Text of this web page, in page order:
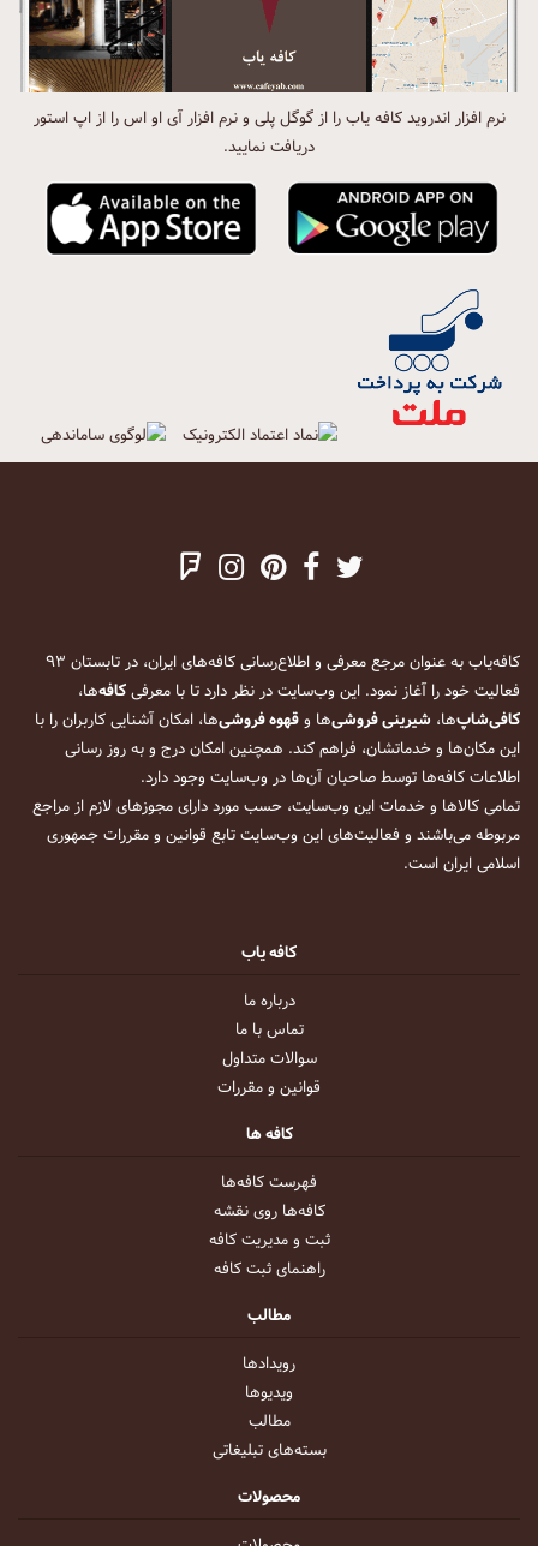
نرم افزار اندروید کافه یاب را از گوگل پلی و نرم افزار آی او اس را از اپ استور
دریافت نمایید.
کافه‌یاب به عنوان مرجع معرفی و اطلاع‌رسانی کافه‌های ایران، در تابستان ۹۳
فعالیت خود را آغاز نمود. این وب‌سایت در نظر دارد تا با معرفیکافه‌ها،
کافی‌شاپ‌ها، شیرینی فروشی‌ها وقهوه فروشی‌ها، امکان آشنایی کاربران را با
این مکان‌ها و خدماتشان، فراهم کند. همچنین امکان درج و به روز رسانی
اطلاعات کافه‌ها توسط صاحبان آن‌ها در وب‌سایت وجود دارد.
تمامی کالاها و خدمات این وب‌سایت، حسب مورد دارای مجوزهای لازم از مراجع
مربوطه می‌باشند و فعالیت‌های این وب‌سایت تابع قوانین و مقررات جمهوری
اسلامی ایران است.
کافه یاب
درباره ما
تماس با ما
سوالات متداول
قوانین و مقررات
کافه ها
فهرست کافه‌ها
کافه‌ها روی نقشه
ثبت و مدیریت کافه
راهنمای ثبت کافه
مطالب
رویداد‌ها
ویدیو‌ها
مطالب
بسته‌های تبلیغاتی
محصولات